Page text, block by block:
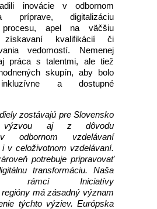
inovácie v odbornom
príprave, digitalizáciu
procesu, apel na väčšiu
kvalifikácií či
vedomostí. Nemenej
práca s talentmi, ale tiež
skupín, aby bolo
a dostupné
zostávajú pre Slovensko
výzvou aj z dôvodu
odbornom vzdelávaní
v celoživotnom vzdelávaní.
potrebuje pripravovať
transformáciu. Naša
Iniciatívy
regióny má zásadný význam
týchto výziev. Európska